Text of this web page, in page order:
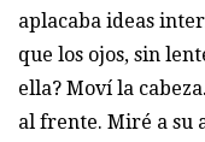
aplacaba ideas
que los ojos, sin
ella? Moví la
al frente. Miré a su